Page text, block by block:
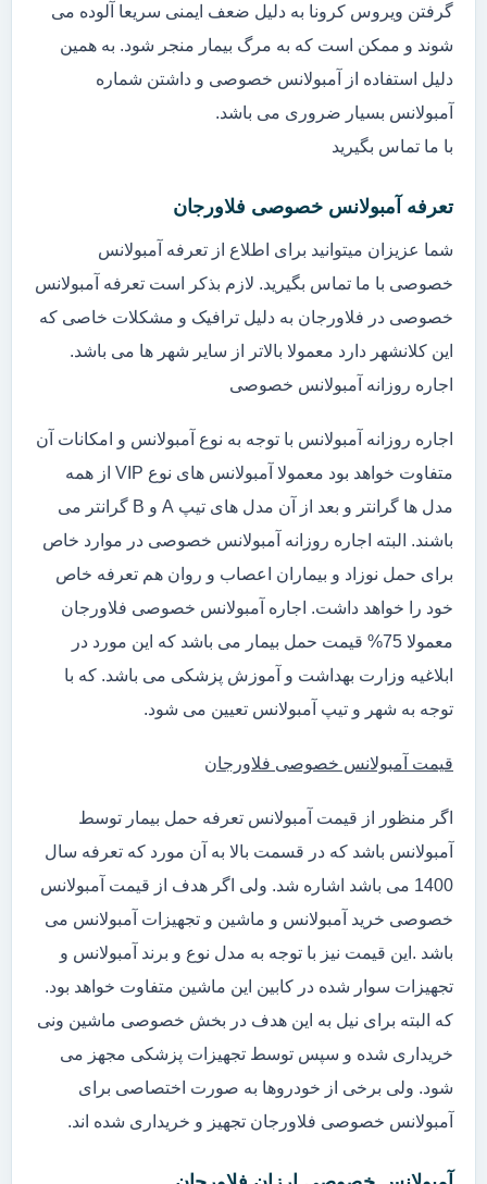
گرفتن ویروس کرونا به دلیل ضعف ایمنی سریعا آلوده می
شوند و ممکن است که به مرگ بیمار منجر شود. به همین
دلیل استفاده از آمبولانس خصوصی و داشتن شماره
آمبولانس بسیار ضروری می باشد.
با ما تماس بگیرید
تعرفه آمبولانس خصوصی فلاورجان
شما عزیزان میتوانید برای اطلاع از تعرفه آمبولانس
خصوصی با ما تماس بگیرید. لازم بذکر است تعرفه آمبولانس
خصوصی در فلاورجان به دلیل ترافیک و مشکلات خاصی که
این کلانشهر دارد معمولا بالاتر از سایر شهر ها می باشد.
اجاره روزانه آمبولانس خصوصی
اجاره روزانه آمبولانس با توجه به نوع آمبولانس و امکانات آن
متفاوت خواهد بود معمولا آمبولانس های نوع VIP از همه
مدل ها گرانتر و بعد از آن مدل های تیپ A و B گرانتر می
باشند. البته اجاره روزانه آمبولانس خصوصی در موارد خاص
برای حمل نوزاد و بیماران اعصاب و روان هم تعرفه خاص
خود را خواهد داشت. اجاره آمبولانس خصوصی فلاورجان
معمولا 75% قیمت حمل بیمار می باشد که این مورد در
ابلاغیه وزارت بهداشت و آموزش پزشکی می باشد. که با
توجه به شهر و تیپ آمبولانس تعیین می شود.
قیمت آمبولانس خصوصی فلاورجان
اگر منظور از قیمت آمبولانس تعرفه حمل بیمار توسط
آمبولانس باشد که در قسمت بالا به آن مورد که تعرفه سال
1400 می باشد اشاره شد. ولی اگر هدف از قیمت آمبولانس
خصوصی خرید آمبولانس و ماشین و تجهیزات آمبولانس می
باشد .این قیمت نیز با توجه به مدل نوع و برند آمبولانس و
تجهیزات سوار شده در کابین این ماشین متفاوت خواهد بود.
که البته برای نیل به این هدف در بخش خصوصی ماشین ونی
خریداری شده و سپس توسط تجهیزات پزشکی مجهز می
شود. ولی برخی از خودروها به صورت اختصاصی برای
آمبولانس خصوصی فلاورجان تجهیز و خریداری شده اند.